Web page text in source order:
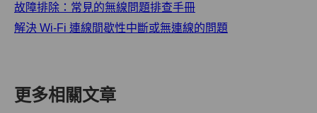
故障排除：常見的無線問題排查手冊
解決 Wi-Fi 連線間歇性中斷或無連線的問題
更多相關文章